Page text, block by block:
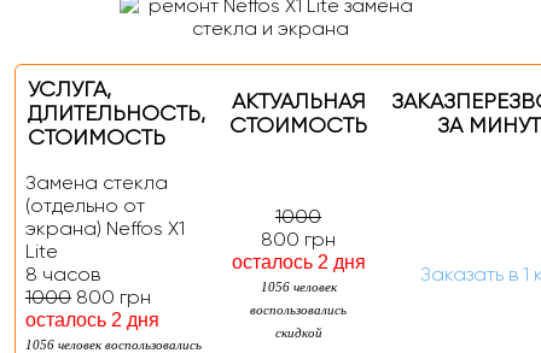
УСЛУГА,
ДЛИТЕЛЬНОСТЬ,
СТОИМОСТЬ
АКТУАЛЬНАЯ
СТОИМОСТЬ
ЗАКАЗ
ЗА
Замена стекла
(отдельно от
экрана) Neffos X1
Lite
8 часов
1000 800 грн
осталось 2 дня
1056 человек воспользовались
1000
800 грн
осталось 2 дня
1056 человек
воспользовались
скидкой
Заказатьв 1